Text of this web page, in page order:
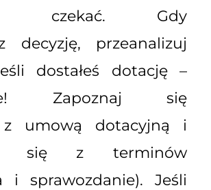
czekać. Gdy
decyzję, przeanalizuj
dostałeś dotację –
Zapoznaj się
z umową dotacyjną i
się z terminów
i sprawozdanie). Jeśli